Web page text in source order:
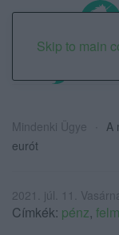
Skip to main
Mindenki Ügye
A
eurót
2021. júl. 11.
Címkék: pénz,